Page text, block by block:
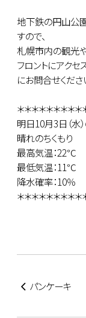
地下鉄の円山公
すので、
札幌市内の観光
フロントにアクセ
にお問合せくださ
＊＊＊＊＊＊＊＊＊
明日10月3日（水
晴れのちくもり
最高気温：22℃
最低気温：11℃
降水確率：10％
＊＊＊＊＊＊＊＊＊
パンケーキ